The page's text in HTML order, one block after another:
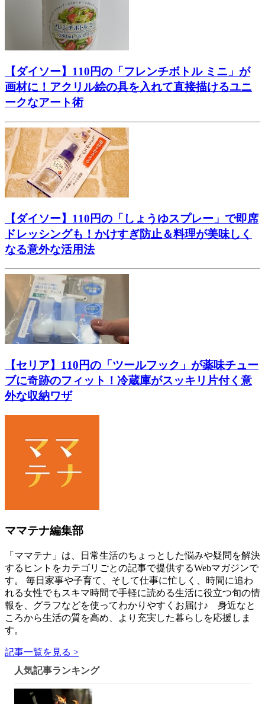
【ダイソー】110円の「フレンチボトル ミニ」が
画材に！アクリル絵の具を入れて直接描けるユニ
ークなアート術
【ダイソー】110円の「しょうゆスプレー」で即席
ドレッシングも！かけすぎ防止＆料理が美味しく
なる意外な活用法
【セリア】110円の「ツールフック」が薬味チュー
ブに奇跡のフィット！冷蔵庫がスッキリ片付く意
外な収納ワザ
ママテナ編集部
「ママテナ」は、日常生活のちょっとした悩みや疑問を解決
するヒントをカテゴリごとの記事で提供するWebマガジンで
す。 毎日家事や子育て、そして仕事に忙しく、時間に追わ
れる女性でもスキマ時間で手軽に読める生活に役立つ旬の情
報を、グラフなどを使ってわかりやすくお届け♪ 身近なと
ころから生活の質を高め、より充実した暮らしを応援しま
す。
記事一覧を見る >
人気記事ランキング